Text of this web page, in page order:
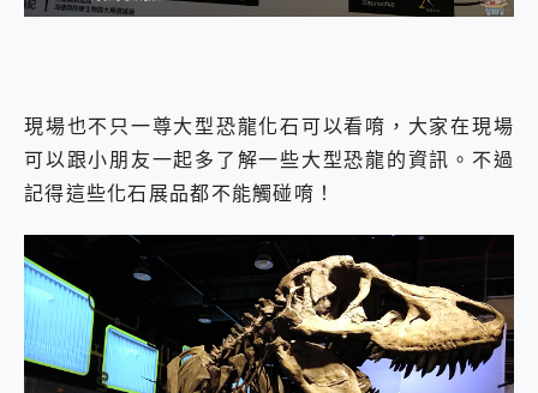
現場也不只一尊大型恐龍化石可以看唷，大家在現場
可以跟小朋友一起多了解一些大型恐龍的資訊。不過
記得這些化石展品都不能觸碰唷！